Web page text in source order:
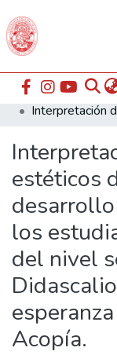
Communities &
All of DSpace
Statistics
Home ESABAC
estéticos
los
del nivel
Acopía.